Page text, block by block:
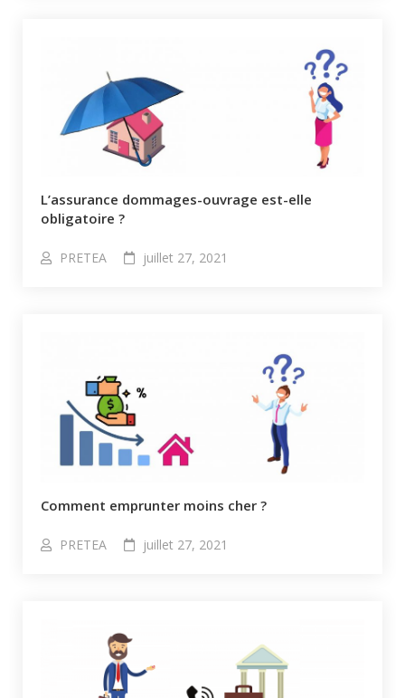
L’assurance dommages-ouvrage est-elle
obligatoire ?
PRETEA juillet 27, 2021
Comment emprunter moins cher ?
PRETEA juillet 27, 2021